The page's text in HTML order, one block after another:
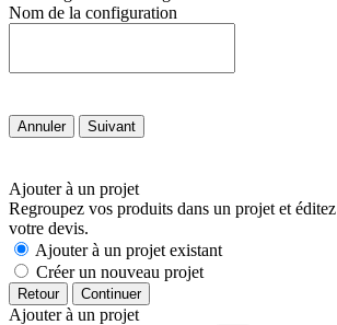
Nom de la configuration
Annuler Suivant
Ajouter à un projet
Regroupez vos produits dans un projet et éditez
votre devis.
Ajouter à un projet existant
Créer un nouveau projet
Retour Continuer
Ajouter à un projet